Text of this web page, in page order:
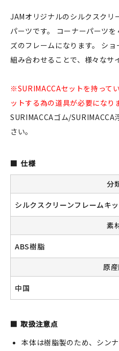
おすすめ特集
読みもの
イベント・ワークショップ
ギャラリー
おしらせ
新規会員登録
ログイン
カートを見る
よくある質問
JAMオリジナルのシルクスクリ
パーツです。 コーナーパーツ
ズのフレームになります。 シ
組み合わせることで、様々なサ
※SURIMACCAセットを持って
ットする為の道具が必要になり
SURIMACCAゴム/
さい。
仕様
分
シルクスクリーンフレームキ
素
ABS樹脂
原
中国
取扱注意点
本体は樹脂製のため、シン